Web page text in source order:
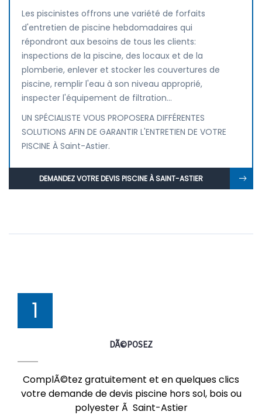
Les piscinistes offrons une variété de forfaits
d'entretien de piscine hebdomadaires qui
répondront aux besoins de tous les clients:
inspections de la piscine, des locaux et de la
plomberie, enlever et stocker les couvertures de
piscine, remplir l'eau à son niveau approprié,
inspecter l'équipement de filtration...
UN SPÉCIALISTE VOUS PROPOSERA DIFFÉRENTES
SOLUTIONS AFIN DE GARANTIR L'ENTRETIEN DE VOTRE
PISCINE À Saint-Astier.
DEMANDEZ VOTRE DEVIS PISCINE À SAINT-ASTIER
1
DÃ©POSEZ
ComplÃ©tez gratuitement et en quelques clics
votre demande de devis piscine hors sol, bois ou
polyester Ã Saint-Astier